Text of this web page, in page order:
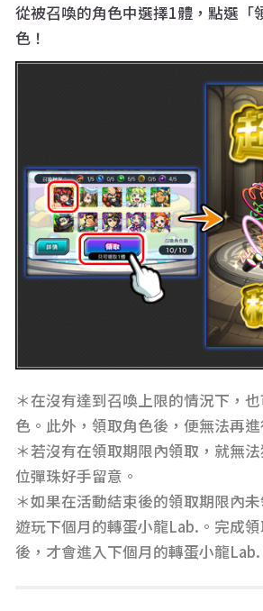
從被召喚的角色中選擇1體，點選「
色！
＊在沒有達到召喚上限的情況下，
色。此外，領取角色後，便無法再進
＊若沒有在領取期限內領取，就無
位彈珠好手留意。
＊如果在活動結束後的領取期限內
遊玩下個月的轉蛋小龍Lab.。完成
後，才會進入下個月的轉蛋小龍Lab.